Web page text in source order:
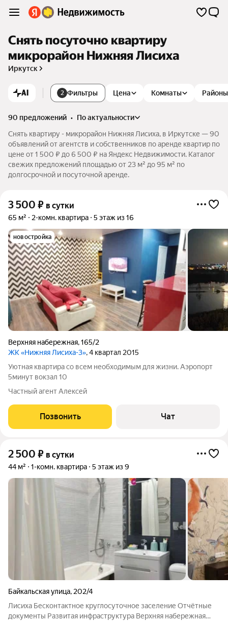
Снять посуточно квартиру
микрорайон Нижняя Лисиха
Иркутск
AI 2 Фильтры Цена Комнаты Районы
90 предложений •
по актуальности
Снять квартиру - микрорайон Нижняя Лисиха, в Иркутске — 90
объявлений от агентств и собственников по аренде квартир по
цене от 1 500 ₽ до 6 500 ₽ на Яндекс Недвижимости. Каталог
свежих предложений площадью от 23 м² до 95 м² по
долгосрочной и посуточной аренде.
3 500 ₽ в сутки
65 м² 2-комн. квартира 5 этаж из 16
новостройка
Верхняя набережная,165/2
ЖК «Нижняя Лисиха-3», 4 квартал 2015
Уютная квартира со всем необходимым для жизни. Аэропорт
5минут вокзал 10
Частный агент Алексей
Позвонить Чат
2 500 ₽ в сутки
44 м² 1-комн. квартира 5 этаж из 9
Байкальская улица, 202/4
Лисиха Бесконтактное круглосуточное заселение Отчётные
документы Развитая инфраструктура Верхняя набережная